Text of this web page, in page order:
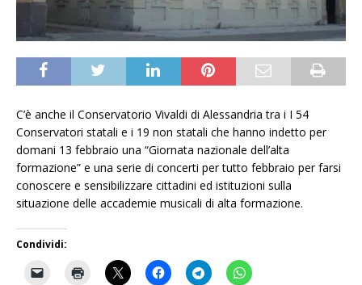
C’è anche il Conservatorio Vivaldi di Alessandria tra i I 54
Conservatori statali e i 19 non statali che hanno indetto per
domani 13 febbraio una “Giornata nazionale dell’alta
formazione” e una serie di concerti per tutto febbraio per farsi
conoscere e sensibilizzare cittadini ed istituzioni sulla
situazione delle accademie musicali di alta formazione.
Condividi: